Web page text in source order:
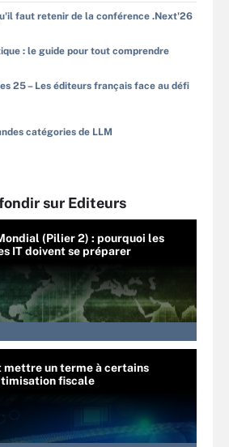
faut retenir de la conférence .Next'26
: le guide pour tout comprendre
25 – Les éditeurs français face au défi
catégories de LLM
sur Editeurs
(Pilier 2) : pourquoi les
IT doivent se préparer
mettre un terme à certains
fiscale